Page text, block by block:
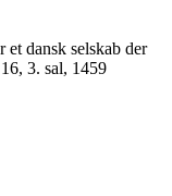
dansk selskab der
3. sal, 1459